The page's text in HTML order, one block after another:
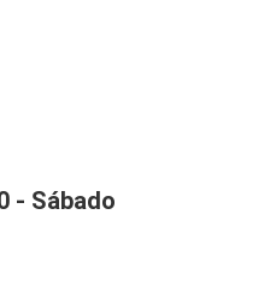
- Sábado